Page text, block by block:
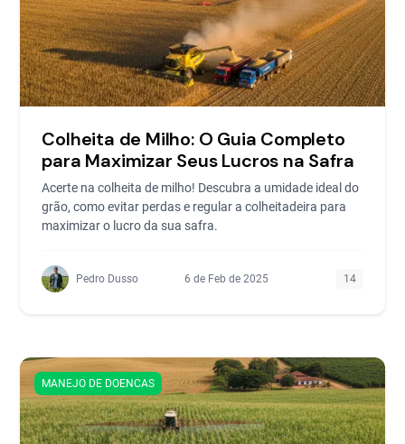
Colheita de Milho: O Guia Completo
para Maximizar Seus Lucros na Safra
Acerte na colheita de milho! Descubra a umidade ideal do
grão, como evitar perdas e regular a colheitadeira para
maximizar o lucro da sua safra.
Pedro Dusso 6 de Feb de 2025 14
MANEJO DE DOENCAS